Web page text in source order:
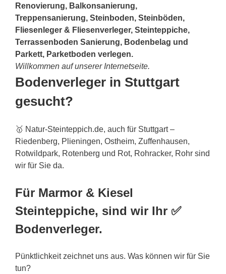
Renovierung, Balkonsanierung,
Treppensanierung, Steinboden, Steinböden,
Fliesenleger & Fliesenverleger, Steinteppiche,
Terrassenboden Sanierung, Bodenbelag und
Parkett, Parketboden verlegen.
Willkommen auf unserer Internetseite.
Bodenverleger in Stuttgart
gesucht?
🥇 Natur-Steinteppich.de, auch für Stuttgart –
Riedenberg, Plieningen, Ostheim, Zuffenhausen,
Rotwildpark, Rotenberg und Rot, Rohracker, Rohr sind
wir für Sie da.
Für Marmor & Kiesel
Steinteppiche, sind wir Ihr ✅
Bodenverleger.
Pünktlichkeit zeichnet uns aus. Was können wir für Sie
tun?